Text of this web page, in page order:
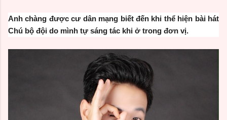
Anh chàng được cư dân mạng biết đến khi thể hiện bài hát
Chú bộ đội do mình tự sáng tác khi ở trong đơn vị.